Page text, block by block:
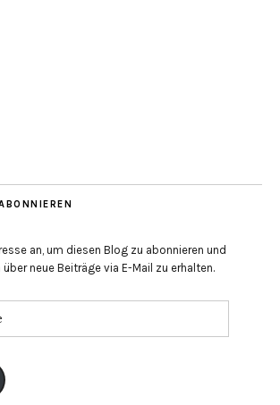
an, um diesen Blog zu abonnieren und
neue Beiträge via E-Mail zu erhalten.